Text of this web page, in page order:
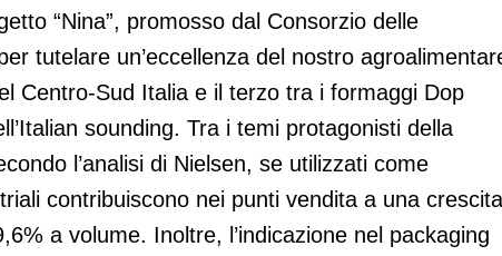
“Nina”, promosso dal Consorzio delle
tutelare un’eccellenza del nostro
Centro-Sud Italia e il terzo tra i formaggi Dop
sounding. Tra i temi protagonisti della
l’analisi di Nielsen, se utilizzati come
contribuiscono nei punti vendita a una crescita
a volume. Inoltre, l’indicazione nel packaging